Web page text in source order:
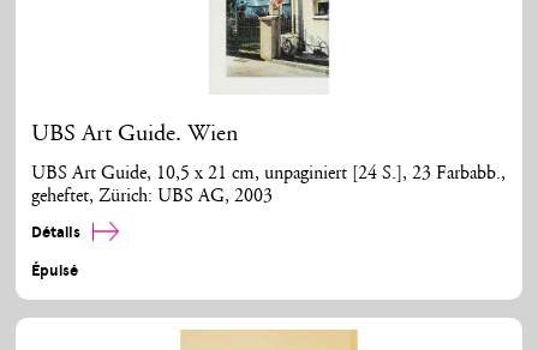
UBS Art Guide. Wien
UBS Art Guide, 10,5 x 21 cm, unpaginiert [24 S.], 23 Farbabb.,
geheftet, Zürich: UBS AG, 2003
Détails
Épuisé